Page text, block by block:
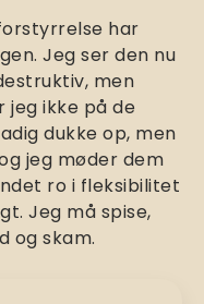
har
Jeg ser den nu
men
jeg ikke på de
dukke op, men
jeg møder dem
ro i fleksibilitet
Jeg må spise,
og skam.